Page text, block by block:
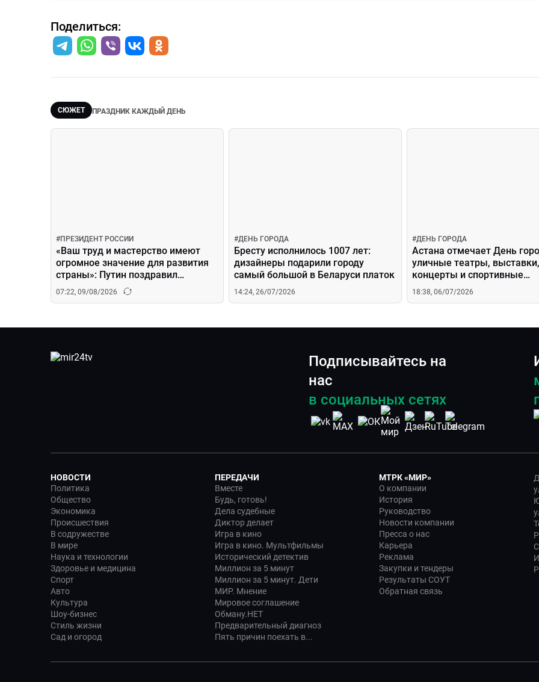
Поделиться:
СЮЖЕТ ПРАЗДНИК КАЖДЫЙ ДЕНЬ
#ПРЕЗИДЕНТ РОССИИ
«Ваш труд и мастерство имеют
огромное значение для развития
страны»: Путин поздравил
строителей с профессиональным
праздником
07:22, 09/08/2026
#ДЕНЬ ГОРОДА
Бресту исполнилось 1007 лет:
дизайнеры подарили городу
самый большой в Беларуси платок
14:24, 26/07/2026
#ДЕНЬ ГОРОДА
Астана отмечает День
уличные театры, выставки,
концерты и спортивные
соревнования
18:38, 06/07/2026
Подписывайтесь на
нас
в социальных сетях
НОВОСТИ
Политика
Общество
Экономика
Происшествия
В содружестве
В мире
Наука и технологии
Здоровье и медицина
Спорт
Авто
Культура
Шоу-бизнес
Стиль жизни
Сад и огород
ПЕРЕДАЧИ
Вместе
Будь, готовь!
Дела судебные
Диктор делает
Игра в кино
Игра в кино. Мультфильмы
Исторический детектив
Миллион за 5 минут
Миллион за 5 минут. Дети
МИР. Мнение
Мировое соглашение
Обману.НЕТ
Предварительный диагноз
Пять причин поехать в...
МТРК «МИР»
О компании
История
Руководство
Новости компании
Пресса о нас
Карьера
Реклама
Закупки и тендеры
Результаты СОУТ
Обратная связь